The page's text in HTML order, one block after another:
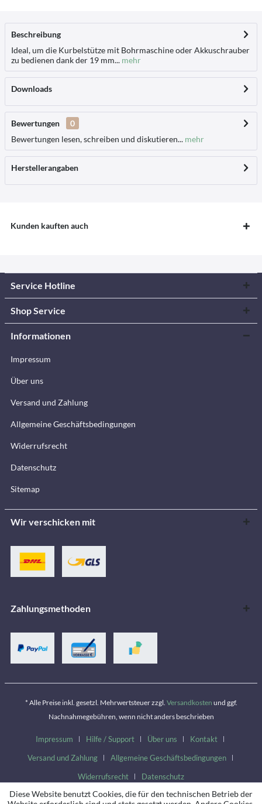
Beschreibung
Ideal, um die Kurbelstütze mit Bohrmaschine oder Akkuschrauber
zu bedienen dank der 19 mm... mehr
Downloads
Bewertungen
0
Bewertungen lesen, schreiben und diskutieren... mehr
Herstellerangaben
Kunden kauften auch
Service Hotline
Shop Service
Informationen
Impressum
Über uns
Versand und Zahlung
Allgemeine Geschäftsbedingungen
Widerrufsrecht
Datenschutz
Sitemap
Wir verschicken mit
Zahlungsmethoden
* Alle Preise inkl. gesetzl. Mehrwertsteuer zzgl. Versandkosten und ggf.
Nachnahmegebühren, wenn nicht anders beschrieben
Impressum Hilfe / Support Über uns
Kontakt
Versand und Zahlung
Allgemeine Geschäftsbedingungen
Widerrufsrecht
Datenschutz
Diese Website benutzt Cookies, die für den technischen Betrieb der